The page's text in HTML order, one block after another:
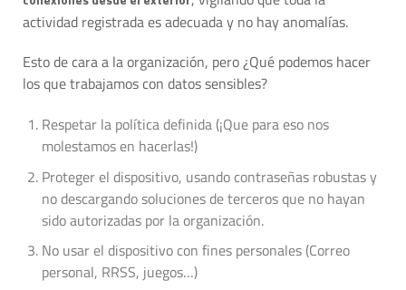
actividad registrada es adecuada y no hay anomalías.
Esto de cara a la organización, pero ¿Qué podemos hacer
los que trabajamos con datos sensibles?
Respetar la política definida (¡Que para eso nos
molestamos en hacerlas!)
Proteger el dispositivo, usando contraseñas robustas y
no descargando soluciones de terceros que no hayan
sido autorizadas por la organización.
No usar el dispositivo con fines personales (Correo
personal, RRSS, juegos…)